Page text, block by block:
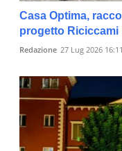
Casa Optima,
progetto Riciccami
Redazione 27 Lug 2026 16:11